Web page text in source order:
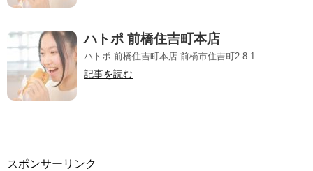
ハトポ 前橋住吉町本店
ハトポ 前橋住吉町本店 前橋市住吉町2-8-1...
記事を読む
スポンサーリンク